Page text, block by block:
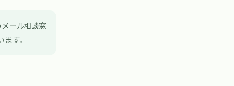
ール相談窓
す。